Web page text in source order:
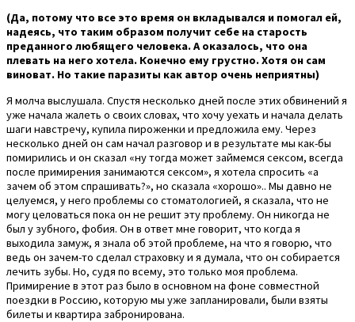
(Да, потому что все это время он вкладывался и помогал ей,
надеясь, что таким образом получит себе на старость
преданного любящего человека. А оказалось, что она
плевать на него хотела. Конечно ему грустно. Хотя он сам
виноват. Но такие паразиты как автор очень неприятны)
Я молча выслушала. Спустя несколько дней после этих обвинений я
уже начала жалеть о своих словах, что хочу уехать и начала делать
шаги навстречу, купила пироженки и предложила ему. Через
несколько дней он сам начал разговор и в результате мы как-бы
помирились и он сказал «ну тогда может займемся сексом, всегда
после примирения занимаются сексом», я хотела спросить «а
зачем об этом спрашивать?», но сказала «хорошо».. Мы давно не
целуемся, у него проблемы со стоматологией, я сказала, что не
могу целоваться пока он не решит эту проблему. Он никогда не
был у зубного, фобия. Он в ответ мне говорит, что когда я
выходила замуж, я знала об этой проблеме, на что я говорю, что
ведь он зачем-то сделал страховку и я думала, что он собирается
лечить зубы. Но, судя по всему, это только моя проблема.
Примирение в этот раз было в основном на фоне совместной
поездки в Россию, которую мы уже запланировали, были взяты
билеты и квартира забронирована.